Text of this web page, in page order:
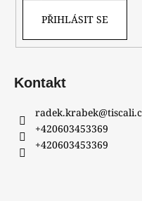
PŘIHLÁSIT SE
Kontakt
radek.krabek@
+420603453369
+420603453369